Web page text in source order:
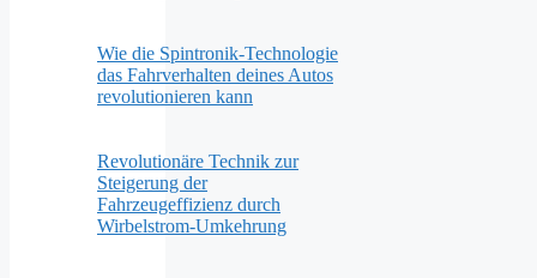
Wie die Spintronik-Technologie
das Fahrverhalten deines Autos
revolutionieren kann
Revolutionäre Technik zur
Steigerung der
Fahrzeugeffizienz durch
Wirbelstrom-Umkehrung